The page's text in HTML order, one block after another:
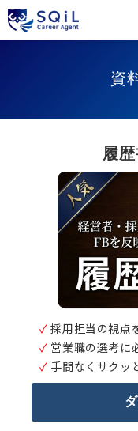
キ
資
履
✓採用担当の視点
✓ 営業職の選考に
✓ 手間なくサクッ